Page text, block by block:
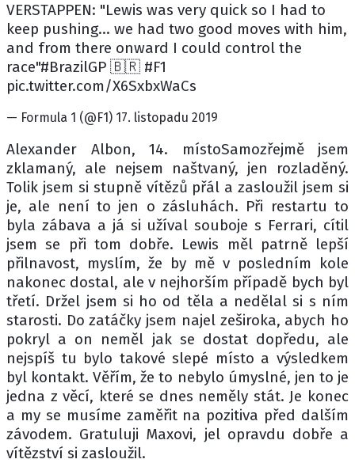
VERSTAPPEN: "Lewis was very quick so I had to
keep pushing... we had two good moves with him,
and from there onward I could control the
race"#BrazilGP 🇧🇷 #F1
pic.twitter.com/X6SxbxWaCs
— Formula 1 (@F1) 17. listopadu 2019
Alexander Albon, 14. místoSamozřejmě jsem
zklamaný, ale nejsem naštvaný, jen rozladěný.
Tolik jsem si stupně vítězů přál a zasloužil jsem si
je, ale není to jen o zásluhách. Při restartu to
byla zábava a já si užíval souboje s Ferrari, cítil
jsem se při tom dobře. Lewis měl patrně lepší
přilnavost, myslím, že by mě v posledním kole
nakonec dostal, ale v nejhorším případě bych byl
třetí. Držel jsem si ho od těla a nedělal si s ním
starosti. Do zatáčky jsem najel zeširoka, abych ho
pokryl a on neměl jak se dostat dopředu, ale
nejspíš tu bylo takové slepé místo a výsledkem
byl kontakt. Věřím, že to nebylo úmyslné, jen to je
jedna z věcí, které se dnes neměly stát. Je konec
a my se musíme zaměřit na pozitiva před dalším
závodem. Gratuluji Maxovi, jel opravdu dobře a
vítězství si zasloužil.